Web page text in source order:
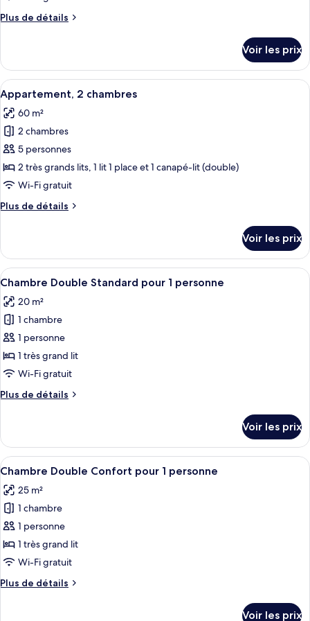
chambre :
chambres
Plus de détails
Plus
le
type
de
chambre
Suite,
2
Voir les prix
Afficher
toutes
les
photos
pour
ce
type
chambre :
chambres
Une chambre à coucher avec un
4
Appartement, 2 chambres
60 m²
2 chambres
5 personnes
2 très grands lits, 1 lit 1 place et 1 canapé-lit (double)
Wi-Fi gratuit
Plus de détails
Plus
le
type
de
Appartement,
2
Voir les prix
Afficher
toutes
les
photos
pour
ce
type
chambre :
Standard
pour
1
personne
Une chambre avec un grand lit, une
7
Chambre Double Standard pour 1 personne
20 m²
1 chambre
1 personne
1 très grand lit
Wi-Fi gratuit
Plus de détails
Plus
le
type
de
Chambre
Double
pour
personne
Voir les prix
Afficher
toutes
les
photos
pour
ce
type
chambre :
Une chambre d’hôtel avec un grand
6
Chambre Double Confort pour 1 personne
25 m²
1 chambre
1 personne
1 très grand lit
Wi-Fi gratuit
Plus de détails
Plus
Voir les prix